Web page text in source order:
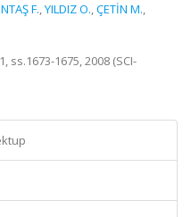
F.,YILDIZ O.,ÇETİN M.,
ss.1673-1675, 2008 (SCI-